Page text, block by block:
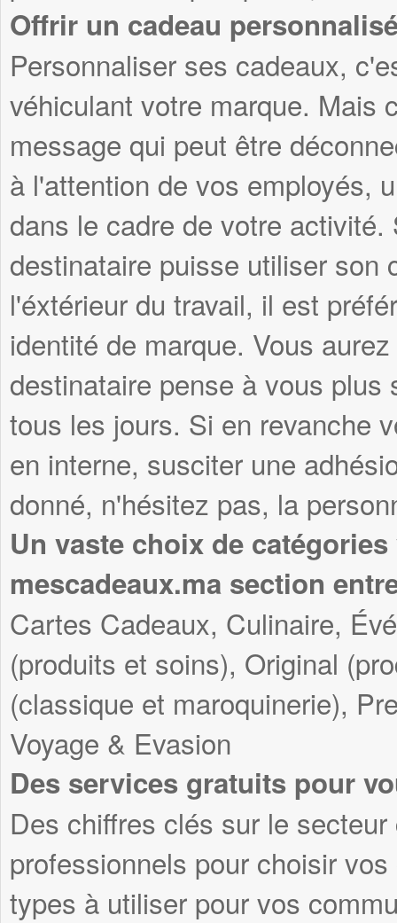
Offrir un cadeau
Personnaliser ses cadeaux,
véhiculant votre marque. Mais
message qui peut être
à l'attention de vos employés,
dans le cadre de votre
destinataire puisse utiliser son
l'éxtérieur du travail, il est
identité de marque. Vous
destinataire pense à vous
tous les jours. Si en revanche
en interne, susciter une
donné, n'hésitez pas, la
Un vaste choix de
mescadeaux.ma section
Cartes Cadeaux, Culinaire,
(produits et soins), Original
(classique et maroquinerie),
Voyage & Evasion
Des services gratuits pour
Des chiffres clés sur le
professionnels pour choisir
types à utiliser pour vos